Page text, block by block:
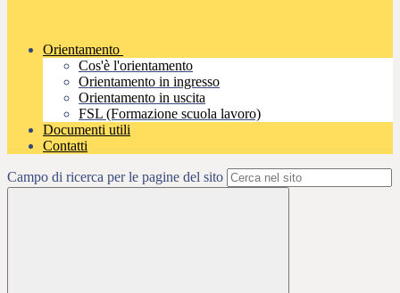
Orientamento
Cos'è l'orientamento
Orientamento in ingresso
Orientamento in uscita
FSL (Formazione scuola lavoro)
Documenti utili
Contatti
Campo di ricerca per le pagine del sito